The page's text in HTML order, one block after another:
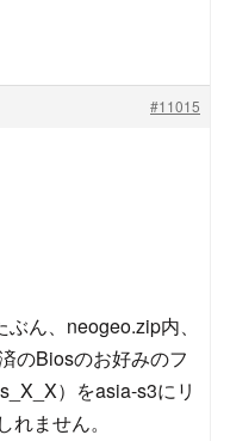
#11015
ん、neogeo.zip内、
のBiosのお好みのフ
）をasia-s3にリ
ません。